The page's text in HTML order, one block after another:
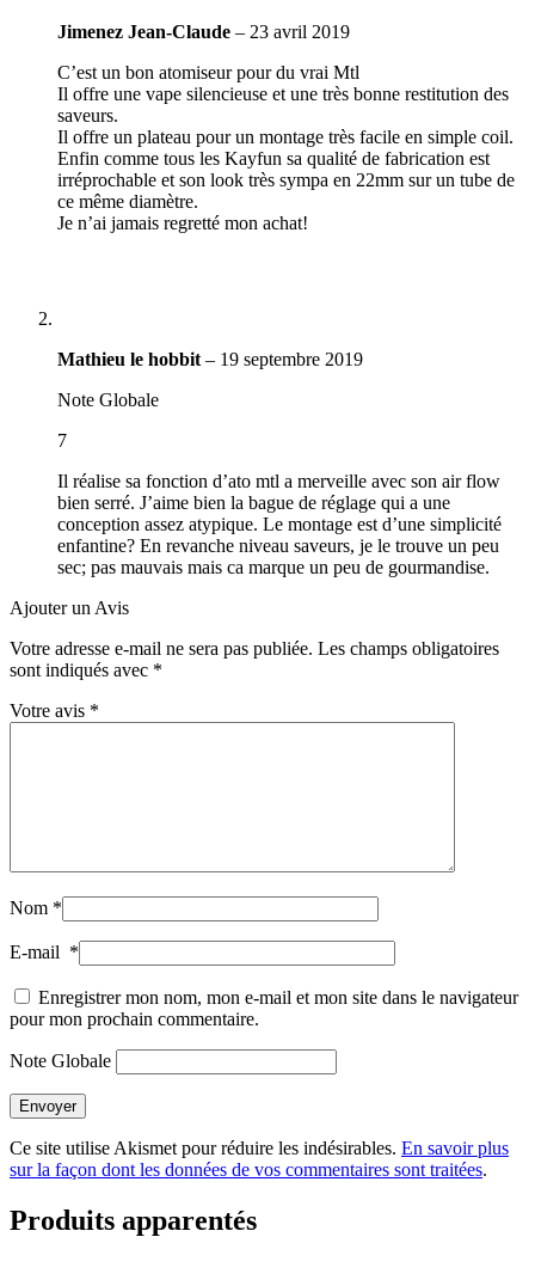
Jimenez Jean-Claude – 23 avril 2019
C’est un bon atomiseur pour du vrai Mtl
Il offre une vape silencieuse et une très bonne restitution des
saveurs.
Il offre un plateau pour un montage très facile en simple coil.
Enfin comme tous les Kayfun sa qualité de fabrication est
irréprochable et son look très sympa en 22mm sur un tube de
ce même diamètre.
Je n’ai jamais regretté mon achat!
Mathieu le hobbit – 19 septembre 2019
Note Globale
7
Il réalise sa fonction d’ato mtl a merveille avec son air flow
bien serré. J’aime bien la bague de réglage qui a une
conception assez atypique. Le montage est d’une simplicité
enfantine? En revanche niveau saveurs, je le trouve un peu
sec; pas mauvais mais ca marque un peu de gourmandise.
Ajouter un Avis
Votre adresse e-mail ne sera pas publiée. Les champs obligatoires
sont indiqués avec *
Votre avis *
Nom *
E-mail *
Enregistrer mon nom, mon e-mail et mon site dans le navigateur
pour mon prochain commentaire.
Note Globale
Envoyer
Ce site utilise Akismet pour réduire les indésirables. En savoir plus
sur la façon dont les données de vos commentaires sont traitées.
Produits apparentés